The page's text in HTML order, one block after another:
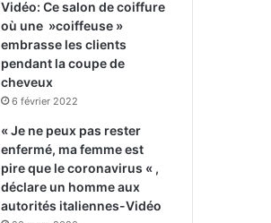
Vidéo: Ce salon de coiffure
où une »coiffeuse »
embrasse les clients
pendant la coupe de
cheveux
6 février 2022
« Je ne peux pas rester
enfermé, ma femme est
pire que le coronavirus « ,
déclare un homme aux
autorités italiennes-Vidéo